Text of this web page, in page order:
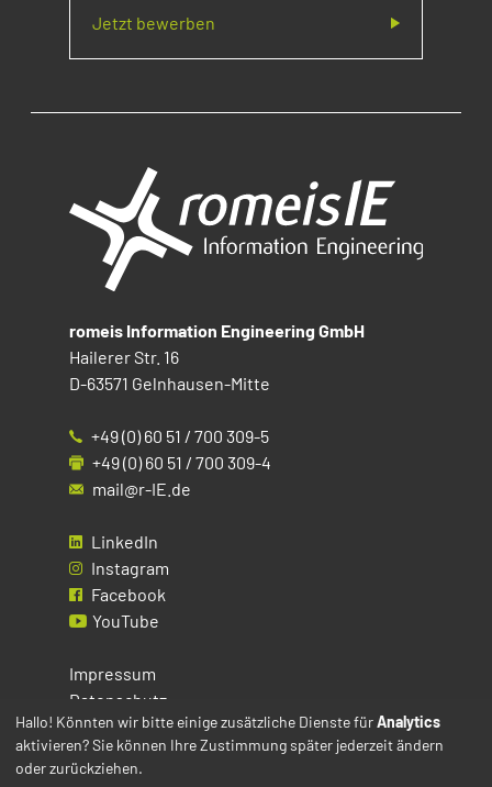
Jetzt bewerben
romeis Information Engineering GmbH
Hailerer Str. 16
D-63571 Gelnhausen-Mitte
+49 (0) 60 51 / 700 309-5
+49 (0) 60 51 / 700 309-4
mail@r-IE.de
LinkedIn
Instagram
Facebook
YouTube
Impressum
Datenschutz
Cookies
Hallo! Könnten wir bitte einige zusätzliche Dienste fürAnalytics
aktivieren? Sie können Ihre Zustimmung später jederzeit ändern
oder zurückziehen.